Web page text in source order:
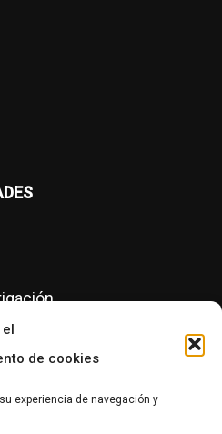
de cookies
experiencia de navegación y